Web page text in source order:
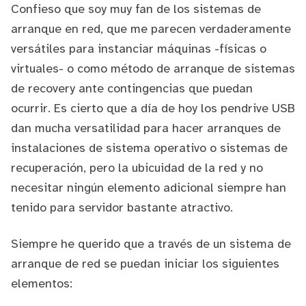
Confieso que soy muy fan de los sistemas de
arranque en red, que me parecen verdaderamente
versátiles para instanciar máquinas -físicas o
virtuales- o como método de arranque de sistemas
de recovery ante contingencias que puedan
ocurrir. Es cierto que a día de hoy los pendrive USB
dan mucha versatilidad para hacer arranques de
instalaciones de sistema operativo o sistemas de
recuperación, pero la ubicuidad de la red y no
necesitar ningún elemento adicional siempre han
tenido para servidor bastante atractivo.
Siempre he querido que a través de un sistema de
arranque de red se puedan iniciar los siguientes
elementos: